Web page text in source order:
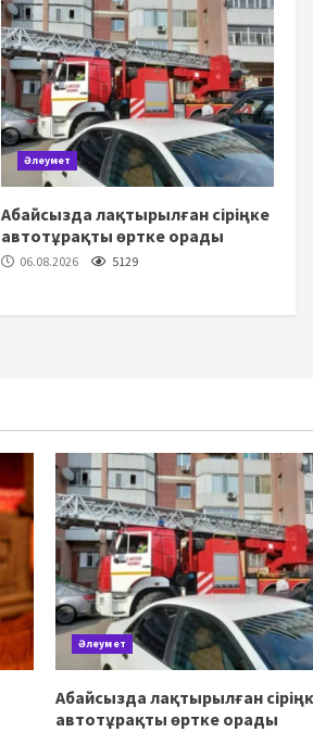
Әлеумет
Абайсызда лақтырылған сіріңке
автотұрақты өртке орады
06.08.2026 5129
Әлеумет
Абайсызда лақтырылған
автотұрақты өртке орады